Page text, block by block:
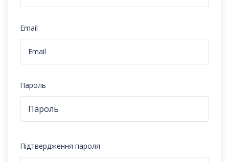
Email
Пароль
Підтвердження пароля